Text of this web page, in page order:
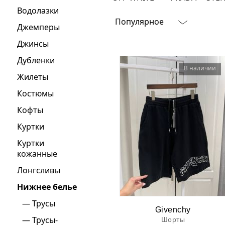
Ювелирные украшения
Водолазки
Джемперы
Джинсы
Дубленки
Жилеты
Костюмы
Кофты
Куртки
Куртки
кожанные
Лонгсливы
Нижнее белье
Трусы
Трусы-
Популярное
В наличии
Givenchy
Шорты